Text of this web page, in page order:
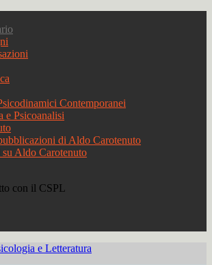
Contemporanei
e Psicoanalisi
di Aldo Carotenuto
su Aldo Carotenuto
con il CSPL